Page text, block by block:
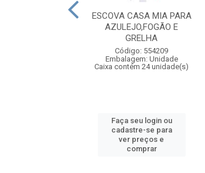
ESCOVA CASA MIA PARA
AZULEJO,FOGÃO E
GRELHA
Código: 554209
Embalagem: Unidade
Caixa contém 24 unidade(s)
Faça seu login ou
cadastre-se para
ver preços e
comprar